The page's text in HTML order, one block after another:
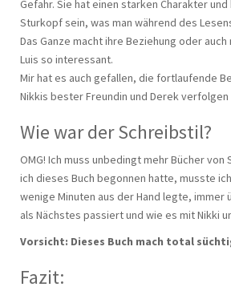
Gefahr. Sie hat einen starken Charakter
Sturkopf sein, was man während des
Das Ganze macht ihre Beziehung oder
Luis so interessant.
Mir hat es auch gefallen, die fortlaufende
Nikkis bester Freundin und Derek verfolgen
Wie war der Schreibstil?
OMG! Ich muss unbedingt mehr Bücher von
ich dieses Buch begonnen hatte, musste
wenige Minuten aus der Hand legte, immer
als Nächstes passiert und wie es mit Nikki
Vorsicht: Dieses Buch mach total
Fazit: